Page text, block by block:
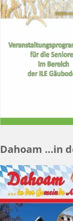
Dahoam …in